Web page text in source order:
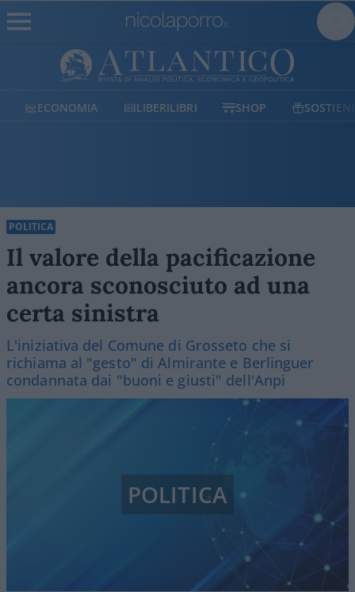
ECONOMIA LIBERILIBRI SHOP SOSTIENICI
POLITICA
Il valore della pacificazione
ancora sconosciuto ad una
certa sinistra
L'iniziativa del Comune di Grosseto che si
richiama al "gesto" di Almirante e Berlinguer
condannata dai "buoni e giusti" dell'Anpi
POLITICA